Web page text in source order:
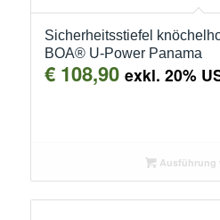
Sicherheitsstiefel
BOA® U-Power Panama
€108,90 exkl. 20%
Ausführung